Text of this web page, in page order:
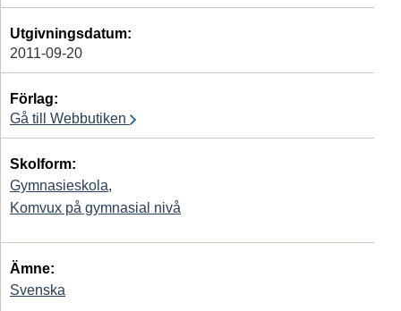
Utgivningsdatum:
2011-09-20
Förlag:
Gå till Webbutiken
Skolform:
Gymnasieskola,
Komvux på gymnasial nivå
Ämne:
Svenska